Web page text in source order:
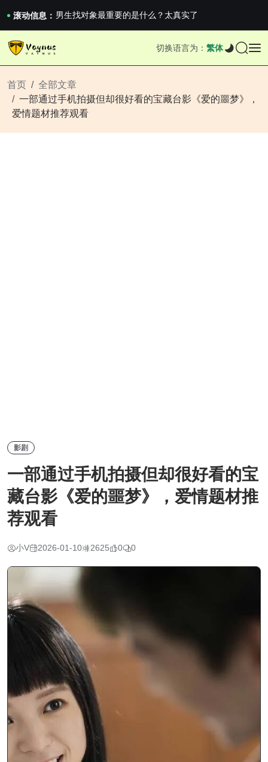
滚动信息： 男生找对象最重要的是什么？太真实了
2026澳网男单收官：全满贯对上全满亚，德约...
《巅峰守卫 Highguard》正式上线，官...
《巅峰守卫 Highguard》正式上线，官...
切换语言为： 繁体
首页
全部文章
一部通过手机拍摄但却很好看的宝藏台影《爱的噩梦》，
爱情题材推荐观看
影剧
一部通过手机拍摄但却很好看的宝
藏台影《爱的噩梦》，爱情题材推
荐观看
小V 2026-01-10 2625 0 0